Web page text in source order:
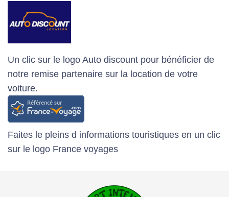
Un clic sur le logo Auto discount pour bénéficier de
notre remise partenaire sur la location de votre
voiture.
Faites le pleins d informations touristiques en un clic
sur le logo France voyages